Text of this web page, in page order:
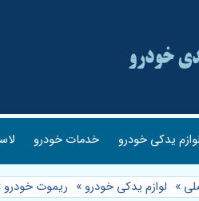
لوازم یدکی خودرو خدمات خودرو
» لوازم یدکی خودرو » ریموت خودرو